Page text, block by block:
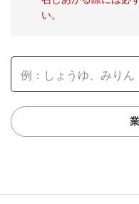
い。